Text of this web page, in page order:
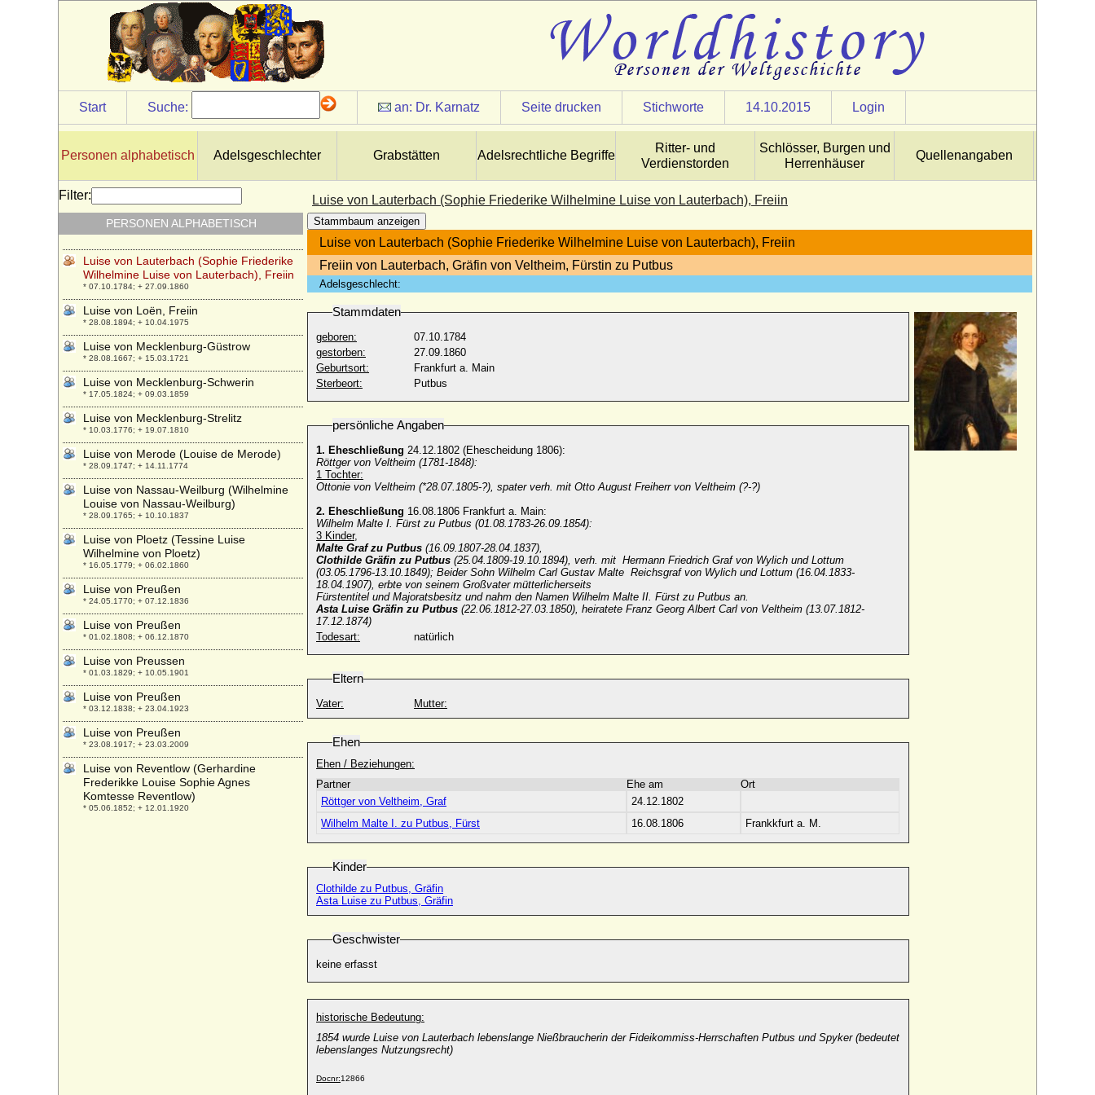
Start Suche: an: Dr. Karnatz Seite drucken Stichworte 14.10.2015 Login
Personen alphabetisch Adelsgeschlechter Grabstätten Adelsrechtliche Begriffe
Ritter- und
Verdienstorden
Schlösser, Burgen und
Herrenhäuser
Quellenangaben
Luise von Lauterbach (Sophie Friederike Wilhelmine Luise von Lauterbach), Freiin
Stammbaum anzeigen
Luise von Lauterbach (Sophie Friederike Wilhelmine Luise von Lauterbach), Freiin
Freiin von Lauterbach, Gräfin von Veltheim, Fürstin zu Putbus
Adelsgeschlecht:
Stammdaten
geboren:
07.10.1784
gestorben:
27.09.1860
Geburtsort:
Frankfurt a. Main
Sterbeort:
Putbus
persönliche Angaben
1. Eheschließung 24.12.1802 (Ehescheidung 1806):
Röttger von Veltheim (1781-1848):
1 Tochter:
Ottonie von Veltheim (*28.07.1805-?), spater verh. mit Otto August Freiherr von Veltheim (?-?)
2. Eheschließung 16.08.1806 Frankfurt a. Main:
Wilhelm Malte I. Fürst zu Putbus (01.08.1783-26.09.1854):
3 Kinder,
Malte Graf zu Putbus (16.09.1807-28.04.1837),
Clothilde Gräfin zu Putbus (25.04.1809-19.10.1894), verh. mit Hermann Friedrich Graf von Wylich und Lottum
(03.05.1796-13.10.1849); Beider Sohn Wilhelm Carl Gustav Malte Reichsgraf von Wylich und Lottum (16.04.1833-
18.04.1907), erbte von seinem Großvater mütterlicherseits
Fürstentitel und Majoratsbesitz und nahm den Namen Wilhelm Malte II. Fürst zu Putbus an.
Asta Luise Gräfin zu Putbus (22.06.1812-27.03.1850), heiratete Franz Georg Albert Carl von Veltheim (13.07.1812-
17.12.1874)
Todesart:
natürlich
Eltern
Vater: Mutter:
Ehen
Ehen / Beziehungen:
Partner
Ehe am
Ort
Röttger von Veltheim, Graf
24.12.1802
Wilhelm Malte I. zu Putbus, Fürst
16.08.1806 Frankkfurt a. M.
Kinder
Clothilde zu Putbus, Gräfin
Asta Luise zu Putbus, Gräfin
Geschwister
keine erfasst
historische Bedeutung:
1854 wurde Luise von Lauterbach lebenslange Nießbraucherin der Fideikommiss-Herrschaften Putbus und Spyker (bedeutet
lebenslanges Nutzungsrecht)
Docnr:12866
Filter:
PERSONEN ALPHABETISCH
Luise von Eickstedt
* 14.03.1749; + keine Daten
Luise von Hanstein
* 18.01.1808; + 03.12.1828
Luise von Hessen-Kassel
* 07.09.1817; + 29.09.1898
Luise von Kielmansegg, Gräfin
* 15.04.1798; + 25.04.1874
Luise von Klinckowström, Gräfin
* 06.04.1800; + 02.12.1858
Luise von Krassow, Freiin
* 31.10.1843; + 07.02.1930
Luise von Lauterbach (Sophie Friederike
Wilhelmine Luise von Lauterbach), Freiin
* 07.10.1784; + 27.09.1860
Luise von Loën, Freiin
* 28.08.1894; + 10.04.1975
Luise von Mecklenburg-Güstrow
* 28.08.1667; + 15.03.1721
Luise von Mecklenburg-Schwerin
* 17.05.1824; + 09.03.1859
Luise von Mecklenburg-Strelitz
* 10.03.1776; + 19.07.1810
Luise von Merode (Louise de Merode)
* 28.09.1747; + 14.11.1774
Luise von Nassau-Weilburg (Wilhelmine
Louise von Nassau-Weilburg)
* 28.09.1765; + 10.10.1837
Luise von Ploetz (Tessine Luise
Wilhelmine von Ploetz)
* 16.05.1779; + 06.02.1860
Luise von Preußen
* 24.05.1770; + 07.12.1836
Luise von Preußen
* 01.02.1808; + 06.12.1870
Luise von Preussen
* 01.03.1829; + 10.05.1901
Luise von Preußen
* 03.12.1838; + 23.04.1923
Luise von Preußen
* 23.08.1917; + 23.03.2009
Luise von Reventlow (Gerhardine
Frederikke Louise Sophie Agnes
Komtesse Reventlow)
* 05.06.1852; + 12.01.1920